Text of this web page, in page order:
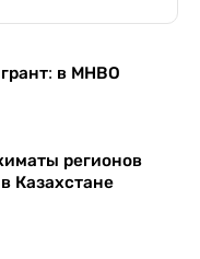
в МНВО
регионов
Казахстане